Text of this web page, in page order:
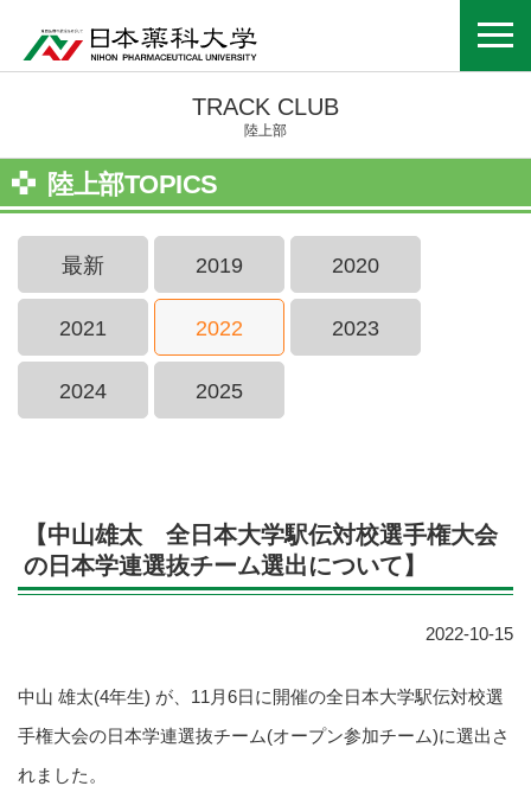
TRACK CLUB
陸上部
陸上部TOPICS
最新 2019 2020
2021 2022 2023
2024 2025
【中山雄太 全日本大学駅伝対校選手権大会
の日本学連選抜チーム選出について】
2022-10-15
中山 雄太(4年生) が、11月6日に開催の全日本大学駅伝対校選
手権大会の日本学連選抜チーム(オープン参加チーム)に選出さ
れました。